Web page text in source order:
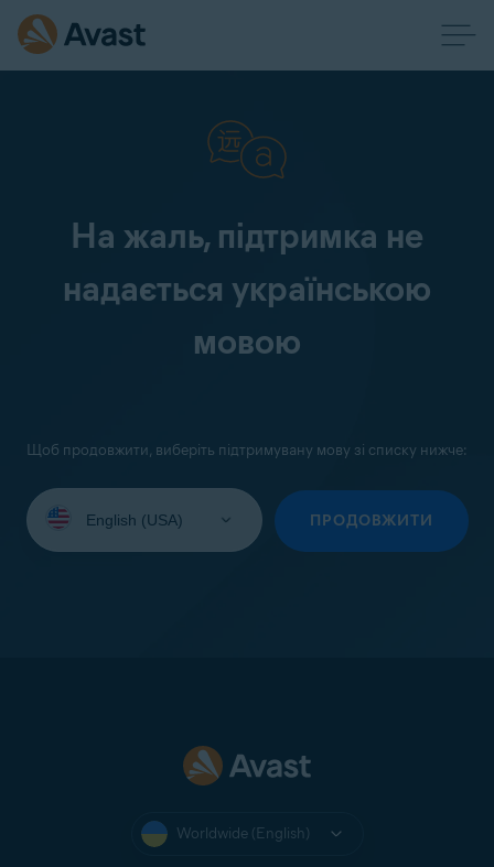
На жаль, підтримка не
надається українською
мовою
Щоб продовжити, виберіть підтримувану мову зі списку нижче:
your
ПРОДОВЖИТИ
Worldwide (English)